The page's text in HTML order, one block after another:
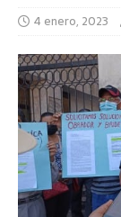
4 enero, 2023